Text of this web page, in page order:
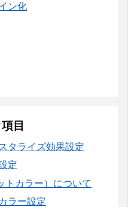
ン化
目
タライズ効果設定
定
トカラー）について
ラー設定